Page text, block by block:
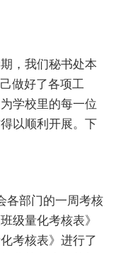
，我们秘书处本
做好了各项工
学校里的每一位
以顺利开展。下
各部门的一周考核
级量化考核表》
考核表》进行了